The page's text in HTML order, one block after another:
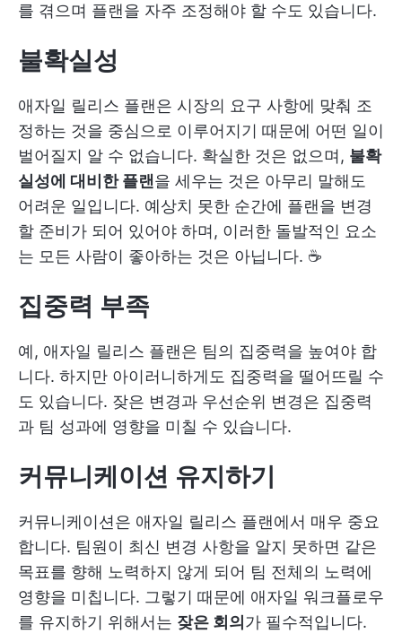
를 겪으며 플랜을 자주 조정해야 할 수도 있습니다.
불확실성
애자일 릴리스 플랜은 시장의 요구 사항에 맞춰 조
정하는 것을 중심으로 이루어지기 때문에 어떤 일이
벌어질지 알 수 없습니다. 확실한 것은 없으며, 불확
실성에 대비한 플랜 을 세우는 것은 아무리 말해도
어려운 일입니다. 예상치 못한 순간에 플랜을 변경
할 준비가 되어 있어야 하며, 이러한 돌발적인 요소
는 모든 사람이 좋아하는 것은 아닙니다. ☕
집중력 부족
예, 애자일 릴리스 플랜은 팀의 집중력을 높여야 합
니다. 하지만 아이러니하게도 집중력을 떨어뜨릴 수
도 있습니다. 잦은 변경과 우선순위 변경은 집중력
과 팀 성과에 영향을 미칠 수 있습니다.
커뮤니케이션 유지하기
커뮤니케이션은 애자일 릴리스 플랜에서 매우 중요
합니다. 팀원이 최신 변경 사항을 알지 못하면 같은
목표를 향해 노력하지 않게 되어 팀 전체의 노력에
영향을 미칩니다. 그렇기 때문에 애자일 워크플로우
를 유지하기 위해서는 잦은 회의 가 필수적입니다.